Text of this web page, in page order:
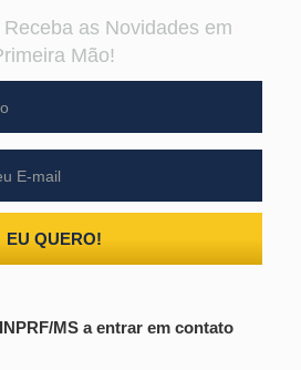
as Novidades em
Mão!
EU QUERO!
MS a entrar em contato